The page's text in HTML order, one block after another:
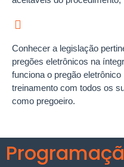
Conhecer a legislação
pregões eletrônicos na
funciona o pregão
treinamento com todos os
como pregoeiro.